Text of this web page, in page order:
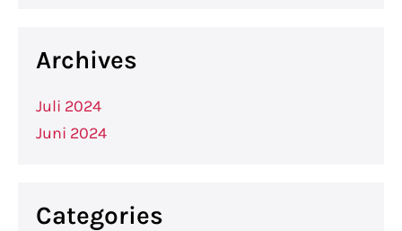
Archives
Juli 2024
Juni 2024
Categories